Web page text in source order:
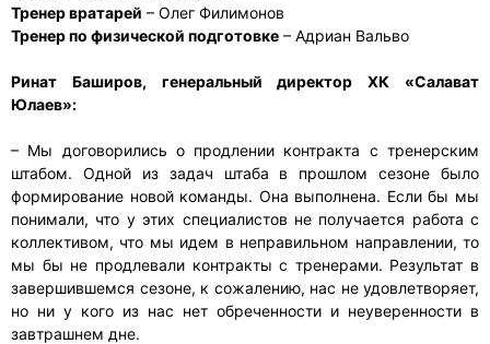
Тренер вратарей – Олег Филимонов
Тренер по физической подготовке – Адриан Вальво
Ринат Баширов, генеральный директор ХК «Салават
Юлаев»:
– Мы договорились о продлении контракта с тренерским
штабом. Одной из задач штаба в прошлом сезоне было
формирование новой команды. Она выполнена. Если бы мы
понимали, что у этих специалистов не получается работа с
коллективом, что мы идем в неправильном направлении, то
мы бы не продлевали контракты с тренерами. Результат в
завершившемся сезоне, к сожалению, нас не удовлетворяет,
но ни у кого из нас нет обреченности и неуверенности в
завтрашнем дне.